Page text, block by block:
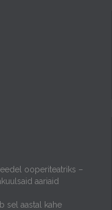
ooperiteatriks –
aariaid
sel aastal kahe